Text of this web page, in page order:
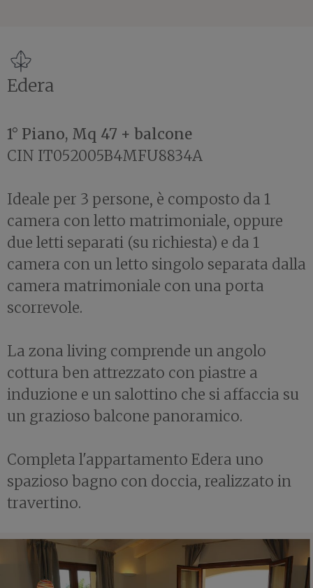
Edera
1° Piano, Mq 47 + balcone
CIN IT052005B4MFU8834A
Ideale per 3 persone, è composto da 1
camera con letto matrimoniale, oppure
due letti separati (su richiesta) e da 1
camera con un letto singolo separata dalla
camera matrimoniale con una porta
scorrevole.
La zona living comprende un angolo
cottura ben attrezzato con piastre a
induzione e un salottino che si affaccia su
un grazioso balcone panoramico.
Completa l'appartamento Edera uno
spazioso bagno con doccia, realizzato in
travertino.